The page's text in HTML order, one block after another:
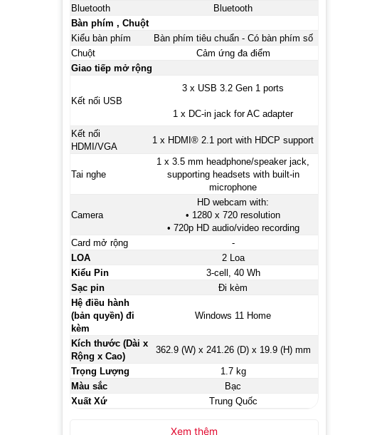
Bluetooth
Bluetooth
Bàn phím , Chuột
Kiểu bàn phím
Bàn phím tiêu chuẩn - Có bàn phím số
Chuột
Cảm ứng đa điểm
Giao tiếp mở rộng
Kết nối USB
3 x USB 3.2 Gen 1 ports
1 x DC-in jack for AC adapter
Kết nối
HDMI/VGA
1 x HDMI® 2.1 port with HDCP support
Tai nghe
1 x 3.5 mm headphone/speaker jack,
supporting headsets with built-in
microphone
Camera
HD webcam with:
• 1280 x 720 resolution
• 720p HD audio/video recording
Card mở rộng
-
LOA
2 Loa
Kiểu Pin
3-cell, 40 Wh
Sạc pin
Đi kèm
Hệ điều hành
(bản quyền) đi
kèm
Windows 11 Home
Kích thước (Dài x
Rộng x Cao)
362.9 (W) x 241.26 (D) x 19.9 (H) mm
Trọng Lượng
1.7 kg
Màu sắc
Bạc
Xuất Xứ
Trung Quốc
Xem thêm